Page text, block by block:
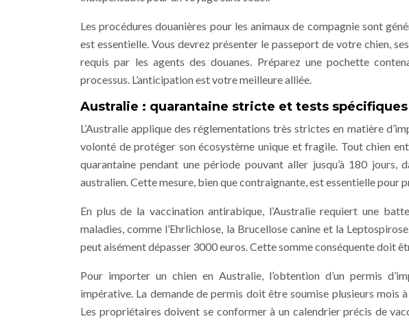
Les procédures douanières pour les animaux de compagnie sont
est essentielle. Vous devrez présenter le passeport de votre chien,
requis par les agents des douanes. Préparez une pochette
processus. L’anticipation est votre meilleure alliée.
Australie : quarantaine stricte et tests spécifiques
L’Australie applique des réglementations très strictes en matière
volonté de protéger son écosystème unique et fragile. Tout chien
quarantaine pendant une période pouvant aller jusqu’à 180 jours,
australien. Cette mesure, bien que contraignante, est essentielle pour
En plus de la vaccination antirabique, l’Australie requiert une
maladies, comme l’Ehrlichiose, la Brucellose canine et la
peut aisément dépasser 3000 euros. Cette somme conséquente doit
Pour importer un chien en Australie, l’obtention d’un permis
impérative. La demande de permis doit être soumise plusieurs mois
Les propriétaires doivent se conformer à un calendrier précis de